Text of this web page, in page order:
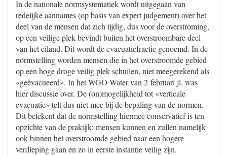
In de nationale normsystematiek wordt uitgegaan van
redelijke aannames (op basis van expert judgement) over het
deel van de mensen dat zich tijdig, dus voor de overstroming,
op een veilige plek bevindt buiten het overstroombare deel
van het eiland. Dit wordt de evacuatiefractie genoemd. In de
normstelling worden mensen die in het overstroomde gebied
op een hoge droge veilig plek schuilen, niet meegerekend als
«geëvacueerd». In het WGO Water van 2 februari jl. was
hier discussie over. De (on)mogelijkheid tot «verticale
evacuatie» telt dus niet mee bij de bepaling van de normen.
Dit betekent dat de normstelling hiermee conservatief is ten
opzichte van de praktijk: mensen kunnen en zullen namelijk
ook binnen het overstroomde gebied naar een hogere
verdieping gaan en zo in eerste instantie veilig zijn.